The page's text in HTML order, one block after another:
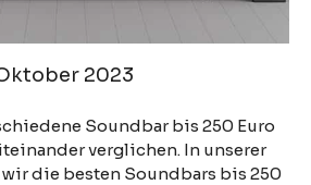
2023
Soundbar bis 250 Euro
verglichen. In unserer
die besten Soundbars bis 250